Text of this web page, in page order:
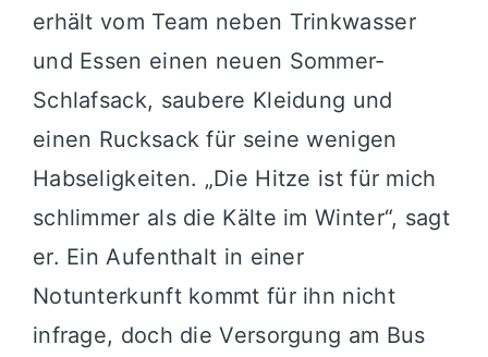
erhält vom Team neben Trinkwasser
und Essen einen neuen Sommer-
Schlafsack, saubere Kleidung und
einen Rucksack für seine wenigen
Habseligkeiten. „Die Hitze ist für mich
schlimmer als die Kälte im Winter“, sagt
er. Ein Aufenthalt in einer
Notunterkunft kommt für ihn nicht
infrage, doch die Versorgung am Bus